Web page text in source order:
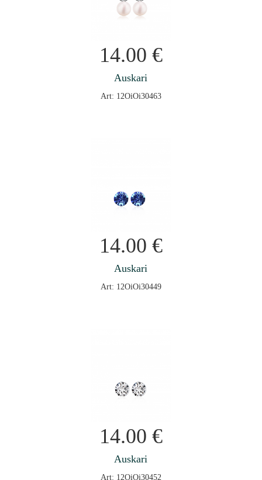
14.00 €
Auskari
Art: 12OiOi30463
14.00 €
Auskari
Art: 12OiOi30449
14.00 €
Auskari
Art: 12OiOi30452